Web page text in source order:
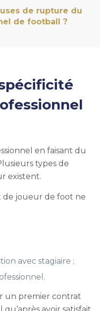
de rupture du
de football ?
en faisant du
types de
existent.
de joueur de foot ne
avec stagiaire ;
un premier contrat